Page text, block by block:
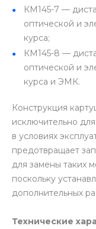
КМ145-7 —
оптической и
курса;
КМ145-8 —
оптической и
курса и ЭМК.
Конструкция
исключительно
в условиях
предотвращает
для замены таких
поскольку
дополнительных
Технические